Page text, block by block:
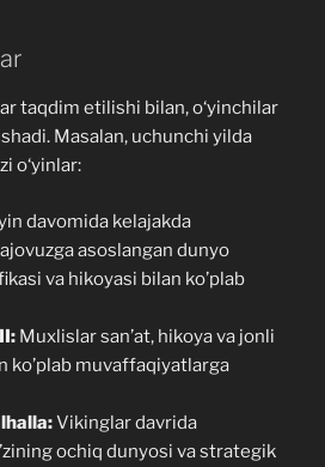
taqdim etilishi bilan, o‘yinchilar
Masalan, uchunchi yilda
o‘yinlar:
davomida kelajakda
asoslangan dunyo
va hikoyasi bilan ko’plab
Muxlislar san’at, hikoya va jonli
ko’plab muvaffaqiyatlarga
Vikinglar davrida
ochiq dunyosi va strategik